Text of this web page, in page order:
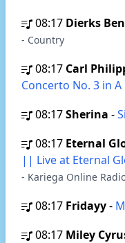
08:17 Dierks
- Country
08:17 Carl
Concerto No. 3 in
08:17Sherina -
08:17 Eternal
|| Live at Eternal
- Kariega Online
08:17 Fridayy-
08:17 Miley